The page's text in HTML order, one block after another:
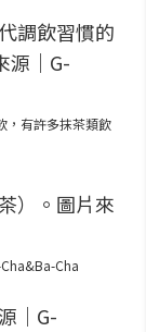
，有許多抹茶類飲
Cha